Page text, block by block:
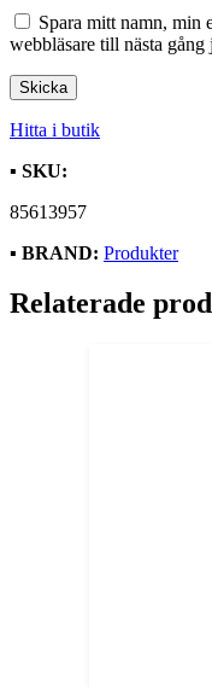
Spara mitt namn, min
webbläsare till nästa
Hitta i butik
▪️ SKU:
85613957
▪️ BRAND: Produkter
Relaterade